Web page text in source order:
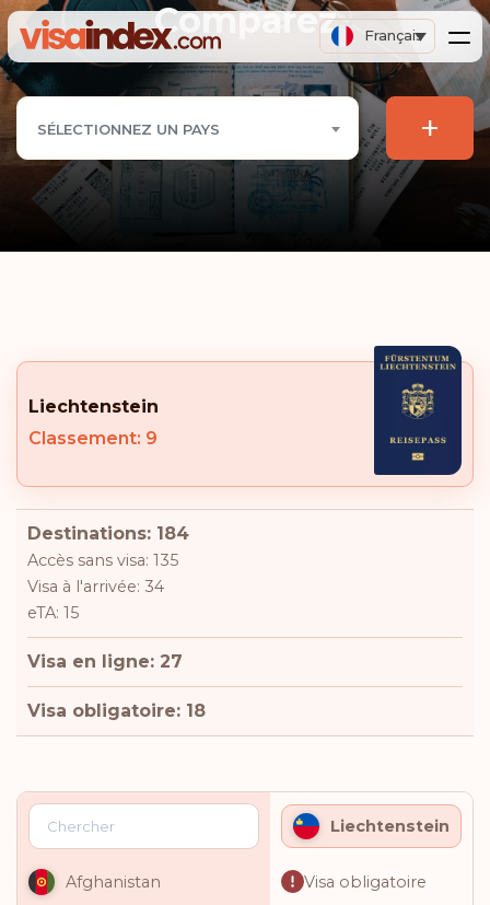
Français
Comparez
SÉLECTIONNEZ UN PAYS +
Liechtenstein
Classement: 9
Destinations: 184
Accès sans visa: 135
Visa à l'arrivée: 34
eTA: 15
Visa en ligne: 27
Visa obligatoire: 18
Liechtenstein
Afghanistan Visa obligatoire